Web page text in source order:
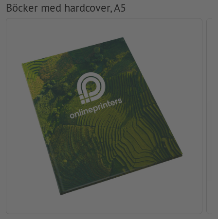
Böcker med hardcover, A5